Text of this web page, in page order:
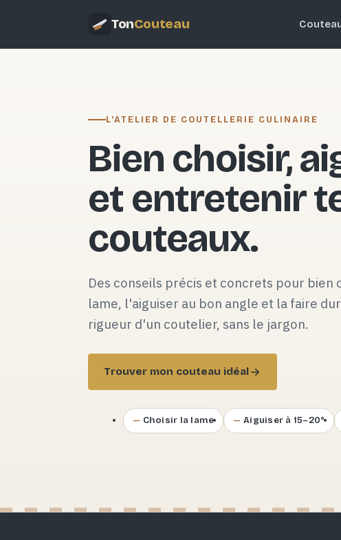
TonCouteau
L'ATELIER DE COUTELLERIE CULINAIRE
Bien choisir,
et entretenir
couteaux.
Des conseils précis et concrets pour bien
lame, l'aiguiser au bon angle et la faire
rigueur d'un coutelier, sans le jargon.
Trouver mon couteau idéal
Choisir la lame Aiguiser à 15–20°